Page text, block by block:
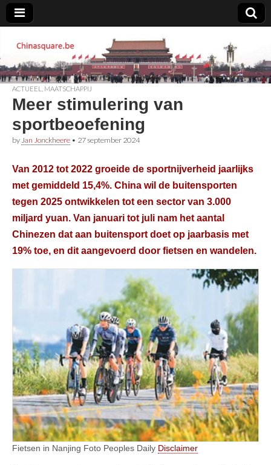
Chinasquare.be
ACTUEEL MAATSCHAPPIJ
Meer stimulering van
sportbeoefening
by Jan Jonckheere • 27 september 2024
Van 2012 tot 2022 groeide de sportnijverheid jaarlijks
met gemiddeld 15,4%. China wil de buitensporten
tegen 2025 ontwikkelen tot een sector van 3.000
miljard yuan. Van januari tot juli nam het aantal
Chinezen dat aan buitensport doet op jaarbasis met
19% toe, en dit aangevoerd door fietsen en wandelen.
Fietsen in Nanjing Foto Peoples Daily Disclaimer